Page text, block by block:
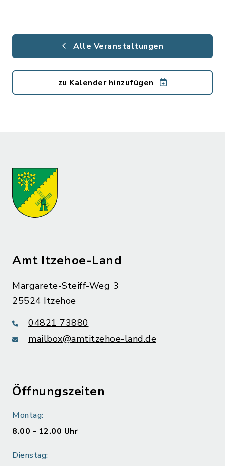
Alle Veranstaltungen
zu Kalender hinzufügen
Amt Itzehoe-Land
Margarete-Steiff-Weg 3
25524 Itzehoe
04821 73880
mailbox@amtitzehoe-land.de
Öffnungszeiten
Montag:
8.00 - 12.00 Uhr
Dienstag: